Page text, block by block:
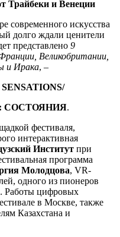
Трайбеки и Венеции
современного искусства
долго ждали ценители
представлено 9
Великобритании,
и Ирака, –
СОСТОЯНИЯ.
фестиваля,
интерактивная
Институт при
программа
Молодцова, VR-
одного из пионеров
Работы цифровых
в Москве, также
Казахстана и